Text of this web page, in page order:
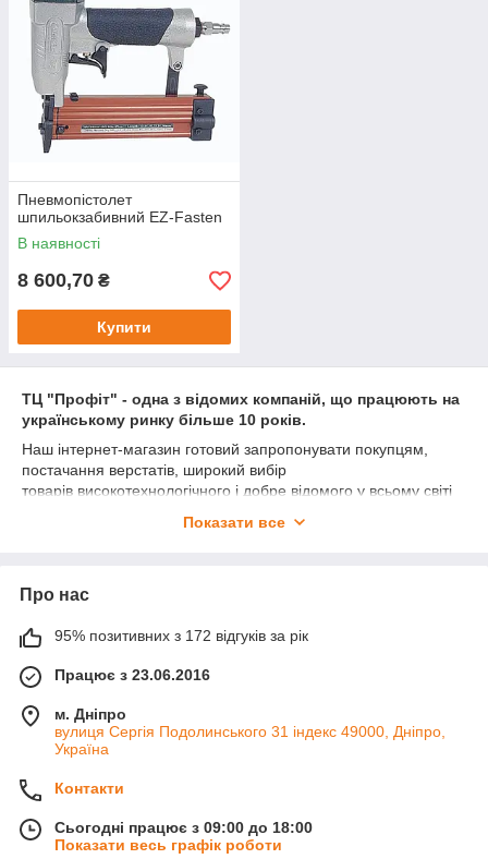
Пневмопістолет
шпильокзабивний EZ-Fasten
В наявності
8 600,70 ₴
Купити
ТЦ "Профіт" - одна з відомих компаній, що працюють на
українському ринку більше 10 років.
Наш інтернет-магазин готовий запропонувати покупцям,
постачання верстатів, широкий вибір
товарів високотехнологічного і добре відомого у всьому світі
деревообробних підприємств.
"Terex".Пневмопістолети шпилькозабивні
допомогою шпильок, фіксація дерев'яних деталей при
склеюванні, робота з меблями, монтаж лиштв, плінтусів,
штапиків і розкладки. Використовується для внутрішніх і
зовнішніх робіт при обшивці дерев'яної облицюванням, а
також прикріплення деталей, не несуть навантаження.
Цінуються за те, що слід, який залишає у місці їх входження,
стисненого повітря і приводиться в дію за допомогою
роботи забезпечує наявність запобіжника, що виключає
мимовільний постріл. На сьогоднішній день жоден
Показати все
Про нас
95% позитивних з 172 відгуків за рік
Працює з 23.06.2016
м. Дніпро
вулиця Сергія Подолинського 31 індекс 49000, Дніпро,
Україна
Контакти
Сьогодні працює з 09:00 до 18:00
Показати весь графік роботи